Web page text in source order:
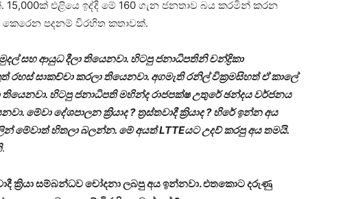
එළියෙ ඉද්දි මේ 160 ගැන ජනතාව බය කරමින් කරන
කෙරෙන පදනම් විරහිත කතාවක්.
සහ ආයුධ දීලා තියෙනවා. හිටපු ජනාධිපතිනි චන්ද්‍රිකා
සාකච්චා කරලා තියෙනවා. අගමැති රනිල් වික්‍රමසිහත් ඒ කාලේ
හිටපු ජනාධිපති මහින්ද රාජපක්ෂ උතුරේ ඡන්දය වර්ජනය
මේවා දේශපාලන ක්‍රියාද ? ත්‍රස්තවාදී ක්‍රියාද ? හිරේ ඉන්න අය
හිතලා බලන්න. මේ අයත් LTTEයට උදව් කරපු අය තමයි.
.
ක්‍රියා සම්බන්ධව චෝදනා ලබපු අය ඉන්නවා. එතකොට දරුණු